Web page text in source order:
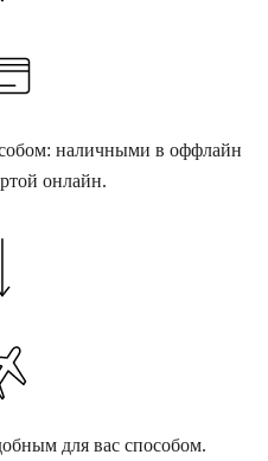
наличными в оффлайн
онлайн.
для вас способом.